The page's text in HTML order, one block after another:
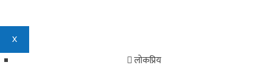
X
लोकप्रिय